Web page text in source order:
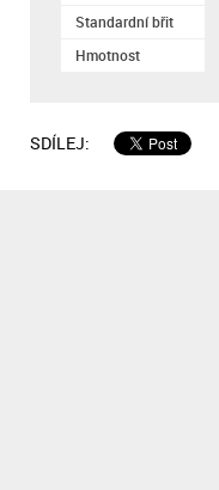
Standardní břit
Hmotnost
SDÍLEJ: